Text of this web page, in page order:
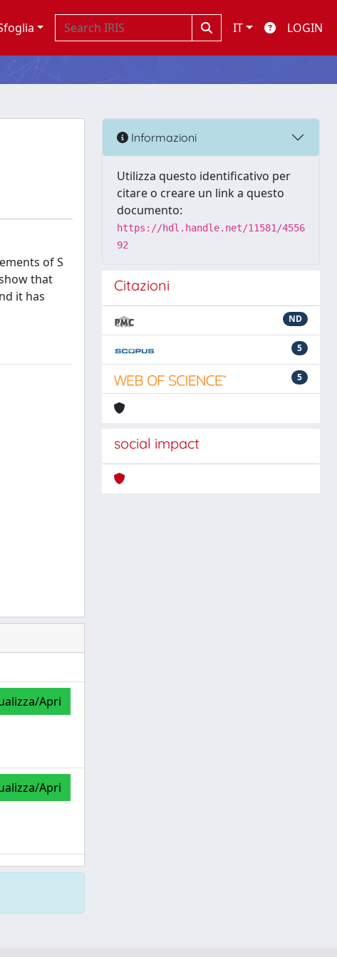
IT LOGIN
of S
that
it has
Apri
Apri
Informazioni
Utilizza questo identificativo per
citare o creare un link a questo
documento:
https://hdl.handle.net/11581/4556
92
Citazioni
ND
5
5
social impact